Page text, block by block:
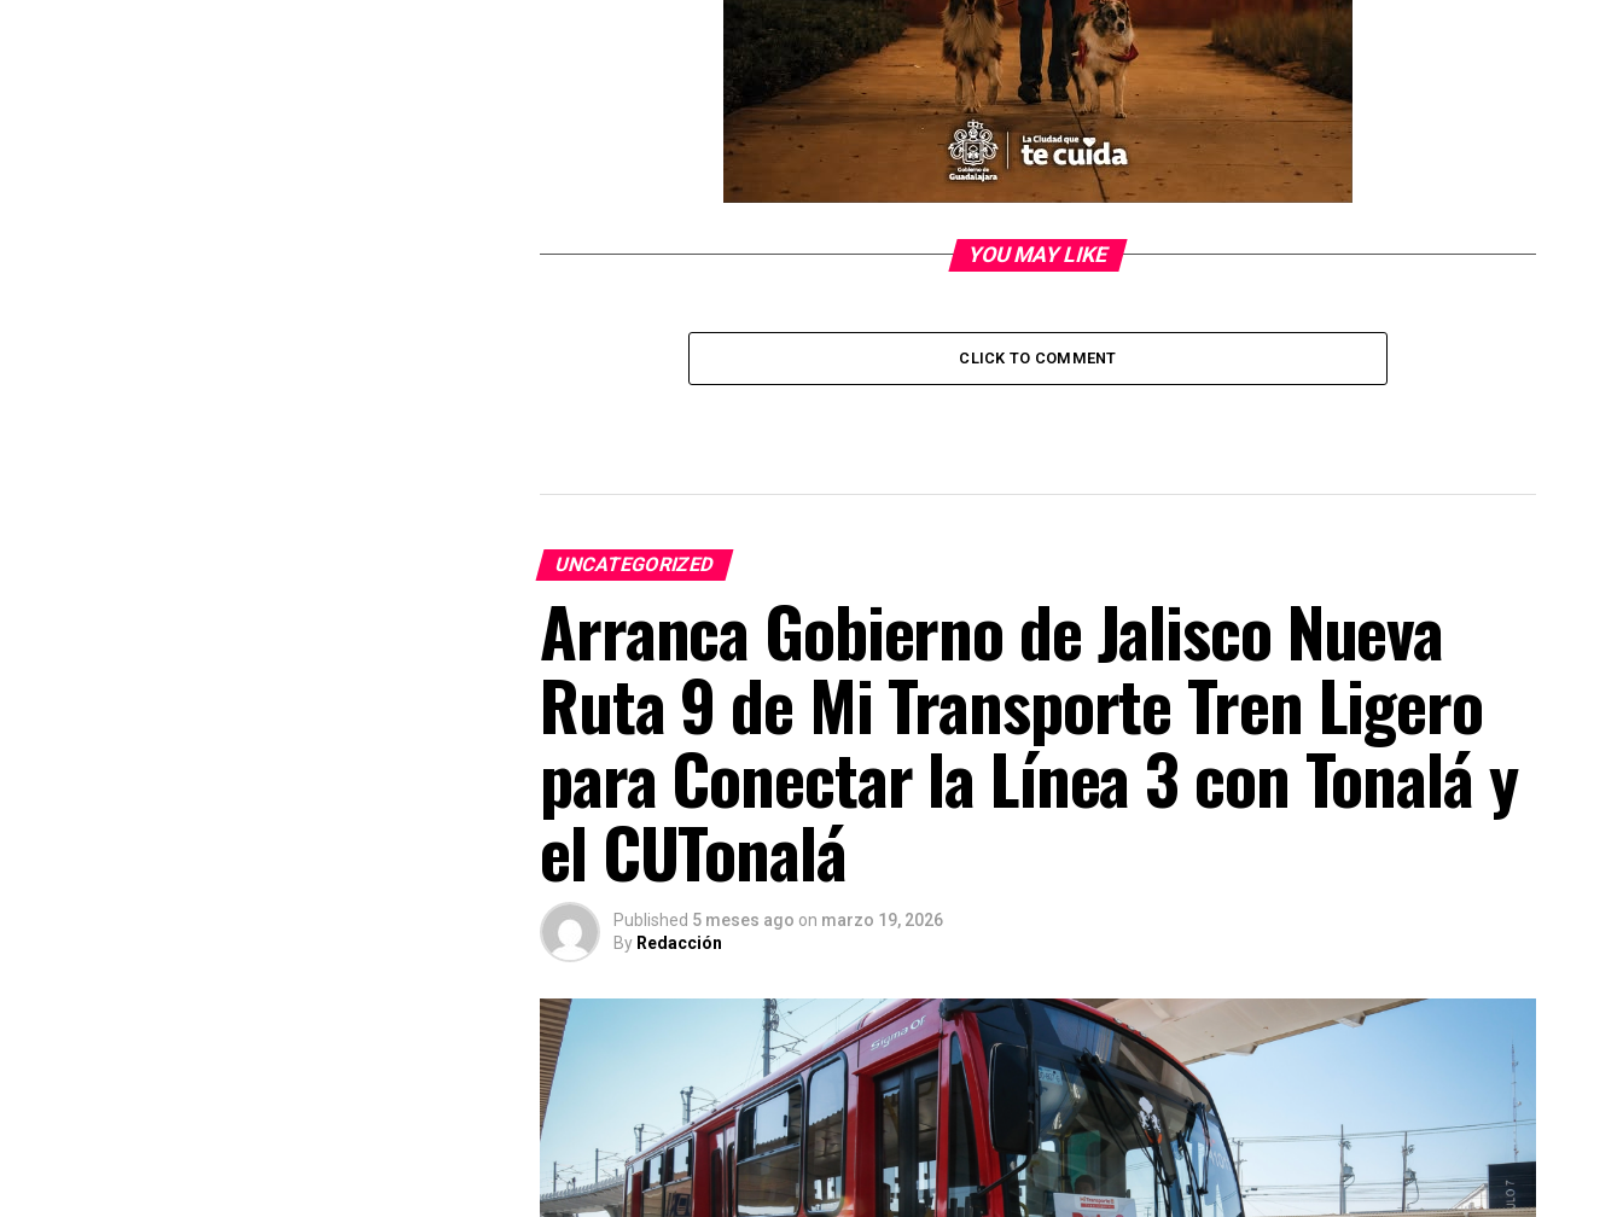
YOU MAY LIKE
CLICK TO COMMENT
UNCATEGORIZED
Arranca Gobierno de Jalisco Nueva
Ruta 9 de Mi Transporte Tren Ligero
para Conectar la Línea 3 con Tonalá y
el CUTonalá
Published 5 meses ago on marzo 19, 2026
By Redacción